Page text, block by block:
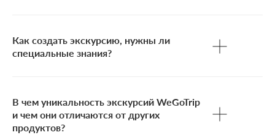
Как создать экскурсию, нужны ли
специальные знания?
В чем уникальность экскурсий WeGoTrip
и чем они отличаются от других
продуктов?